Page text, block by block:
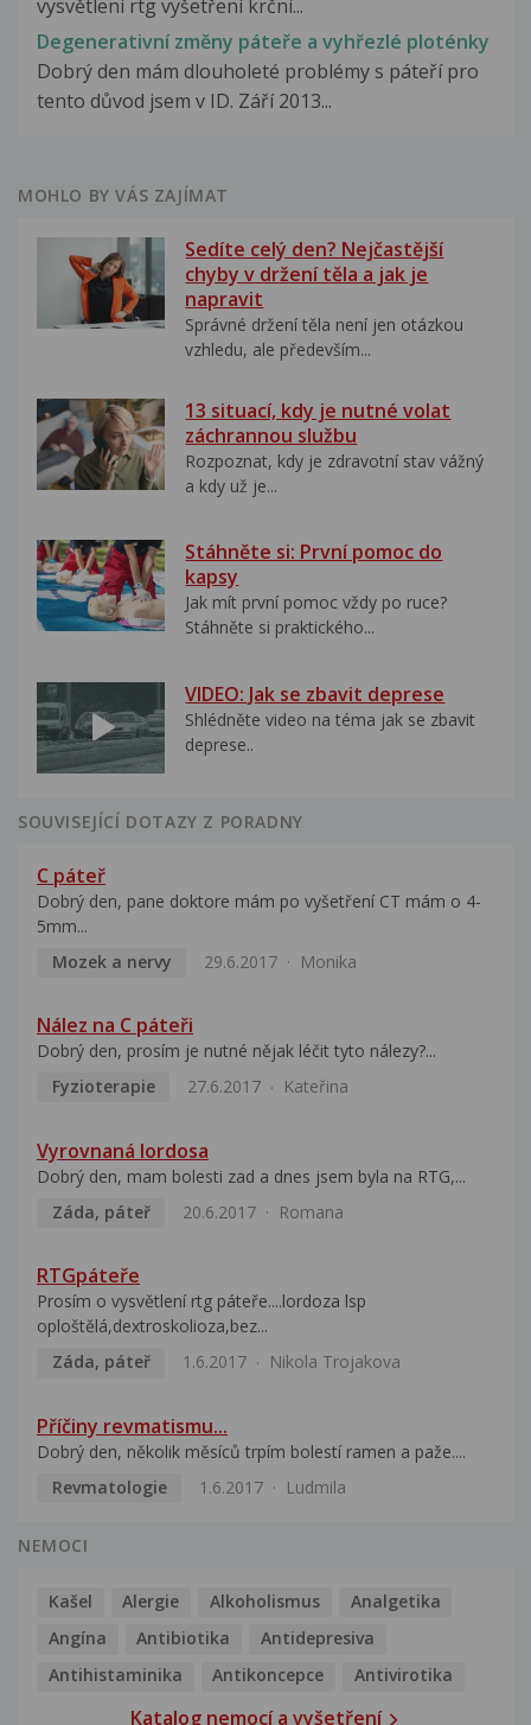
vysvětlení rtg vyšetření krční...
Degenerativní změny páteře a vyhřezlé ploténky
Dobrý den mám dlouholeté problémy s páteří pro
tento důvod jsem v ID. Září 2013...
MOHLO BY VÁS ZAJÍMAT
Sedíte celý den? Nejčastější
chyby v držení těla a jak je
napravit
Správné držení těla není jen otázkou
vzhledu, ale především...
13 situací, kdy je nutné volat
záchrannou službu
Rozpoznat, kdy je zdravotní stav vážný
a kdy už je...
Stáhněte si: První pomoc do
kapsy
Jak mít první pomoc vždy po ruce?
Stáhněte si praktického...
VIDEO: Jak se zbavit deprese
Shlédněte video na téma jak se zbavit
deprese..
SOUVISEJÍCÍ DOTAZY Z PORADNY
C páteř
Dobrý den, pane doktore mám po vyšetření CT mám o 4-
5mm...
Mozek a nervy
29.6.2017 Monika
Nález na C páteři
Dobrý den, prosím je nutné nějak léčit tyto nálezy?...
Fyzioterapie
27.6.2017 Kateřina
Vyrovnaná lordosa
Dobrý den, mam bolesti zad a dnes jsem byla na RTG,...
Záda, páteř
20.6.2017 Romana
RTGpáteře
Prosím o vysvětlení rtg páteře....lordoza lsp
oploštělá,dextroskolioza,bez...
Záda, páteř
1.6.2017 Nikola Trojakova
Příčiny revmatismu...
Dobrý den, několik měsíců trpím bolestí ramen a paže....
Revmatologie
1.6.2017 Ludmila
NEMOCI
Kašel Alergie Alkoholismus
Analgetika
Angína
Antibiotika
Antidepresiva
Antihistaminika
Antikoncepce Antivirotika
Katalog nemocí a vyšetření